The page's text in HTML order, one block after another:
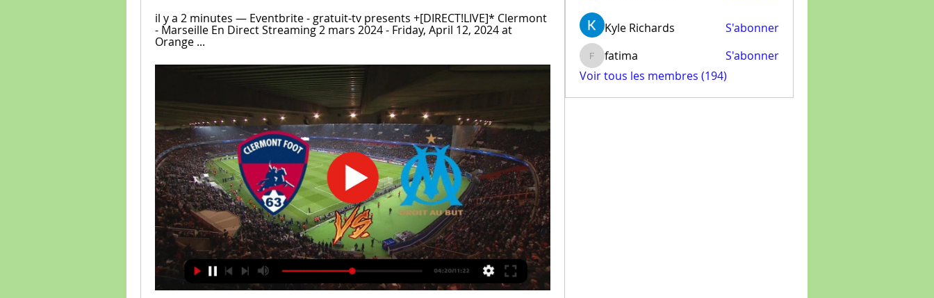
il y a 2 minutes — Eventbrite - gratuit-tv presents +[DIRECT!LIVE]* Clermont
- Marseille En Direct Streaming 2 mars 2024 - Friday, April 12, 2024 at
Orange ...
Kyle Richards S'abonner
fatima
fatima
S'abonner
Voir tous les membres (194)